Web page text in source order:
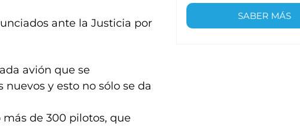
ante la Justicia por
avión que se
y esto no sólo se da
de 300 pilotos, que
SABER MÁS